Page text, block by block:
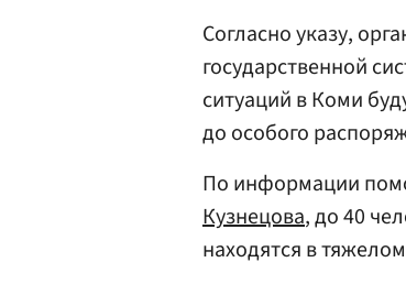
Согласно указу,
государственной
ситуаций в Коми
до особого
По информации
Кузнецова, до 40
находятся в